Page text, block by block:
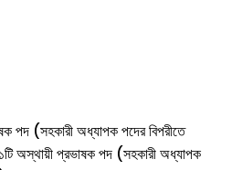
পদ (সহকারী অধ্যাপক পদের বিপরীতে
অস্থায়ী প্রভাষক পদ (সহকারী অধ্যাপক